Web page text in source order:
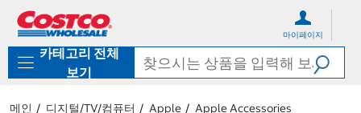
로
가
마이페이지
카테고리 전체
보기
메인 디지털/TV/컴퓨터 Apple
Apple Accessories